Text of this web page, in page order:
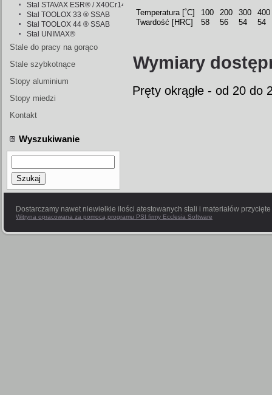
Stal STAVAX ESR® / X40Cr14
Stal TOOLOX 33 ® SSAB
Stal TOOLOX 44 ® SSAB
Stal UNIMAX®
Stale do pracy na gorąco
Stale szybkotnące
Stopy aluminium
Stopy miedzi
Kontakt
Wyszukiwanie
Szukaj
Temperatura [˚C] 100 200 300
400
Twardość [HRC]
58 56 54 54
Wymiary
Pręty okrągłe - od 20 do
Dostarczamy nawet niewielkie ilości atestowanych stali i materiałów
Witryna opracowana za pomocą programu PSI firmy Ecclesia Software